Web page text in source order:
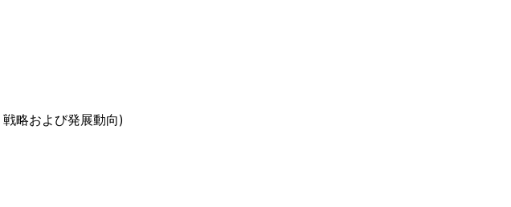
略および発展動向)